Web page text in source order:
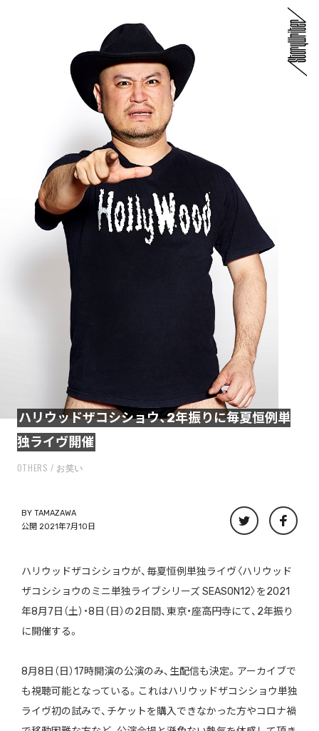
ハリウッドザコシショウ、2年振りに毎夏恒例単
独ライヴ開催
OTHERS お笑い
BY TAMAZAWA
公開 2021年7月10日
ハリウッドザコシショウが、毎夏恒例単独ライヴ〈ハリウッド
ザコシショウのミニ単独ライブシリーズ SEASON12〉を2021
年8月7日（土）・8日（日）の2日間、東京・座高円寺にて、2年振り
に開催する。
8月8日（日）17時開演の公演のみ、生配信も決定。アーカイブで
も視聴可能となっている。これはハリウッドザコシショウ単独
ライヴ初の試みで、チケットを購入できなかった方やコロナ禍